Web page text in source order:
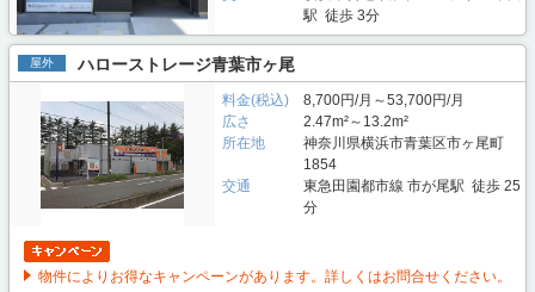
駅 徒歩 3分
屋外 ハローストレージ青葉市ヶ尾
料金(税込)
8,700円/月～53,700円/月
広さ
2.47m²～13.2m²
所在地
神奈川県横浜市青葉区市ヶ尾町
1854
交通
東急田園都市線 市が尾駅 徒歩 25
分
物件によりお得なキャンペーンがあります。詳しくはお問合せください。